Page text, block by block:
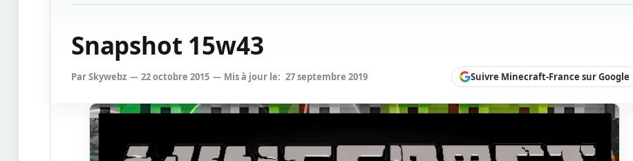
Snapshot 15w43
ParSkywebz 22 octobre 2015 Mis à jour le: 27 septembre 2019 Suivre Minecraft-France sur Google